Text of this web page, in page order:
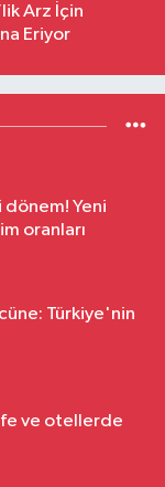
Arz İçin
Eriyor
dönem! Yeni
oranları
Türkiye'nin
ve otellerde